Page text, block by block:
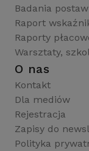
Badania
Raport
Raporty
Warsztaty,
O nas
Kontakt
Dla mediów
Rejestracja
Zapisy do
Polityka